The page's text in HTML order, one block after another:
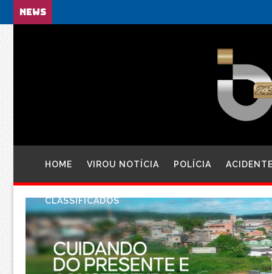
NEWS
HOME VIROU NOTÍCIA POLÍCIA
CLASSIFICADOS